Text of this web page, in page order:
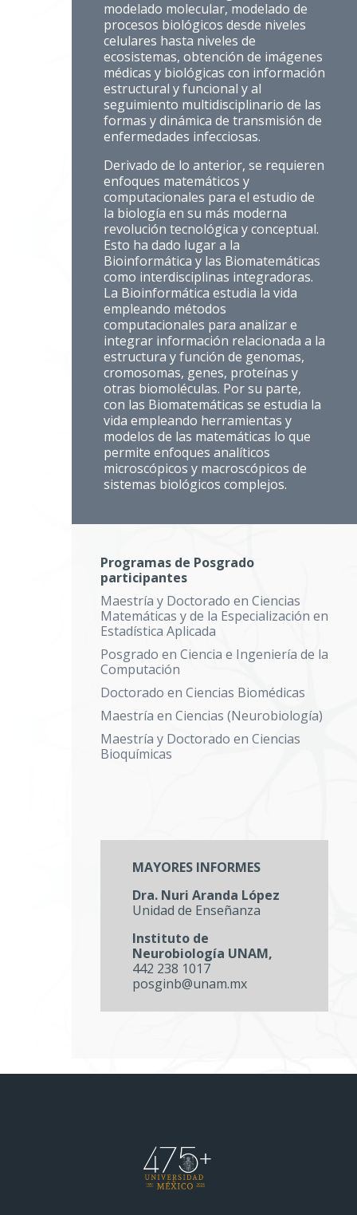
modelado molecular, modelado de
procesos biológicos desde niveles
celulares hasta niveles de
ecosistemas, obtención de imágenes
médicas y biológicas con información
estructural y funcional y al
seguimiento multidisciplinario de las
formas y dinámica de transmisión de
enfermedades infecciosas.
Derivado de lo anterior, se requieren
enfoques matemáticos y
computacionales para el estudio de
la biología en su más moderna
revolución tecnológica y conceptual.
Esto ha dado lugar a la
Bioinformática y las Biomatemáticas
como interdisciplinas integradoras.
La Bioinformática estudia la vida
empleando métodos
computacionales para analizar e
integrar información relacionada a la
estructura y función de genomas,
cromosomas, genes, proteínas y
otras biomoléculas. Por su parte,
con las Biomatemáticas se estudia la
vida empleando herramientas y
modelos de las matemáticas lo que
permite enfoques analíticos
microscópicos y macroscópicos de
sistemas biológicos complejos.
Programas de Posgrado
participantes
Maestría y Doctorado en Ciencias
Matemáticas y de la Especialización en
Estadística Aplicada
Posgrado en Ciencia e Ingeniería de la
Computación
Doctorado en Ciencias Biomédicas
Maestría en Ciencias (Neurobiología)
Maestría y Doctorado en Ciencias
Bioquímicas
MAYORES INFORMES
Dra. Nuri Aranda López
Unidad de Enseñanza
Instituto de
Neurobiología UNAM,
442 238 1017
posginb@unam.mx